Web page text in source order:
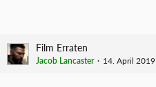
Film Erraten
Jacob Lancaster 14. April 2019